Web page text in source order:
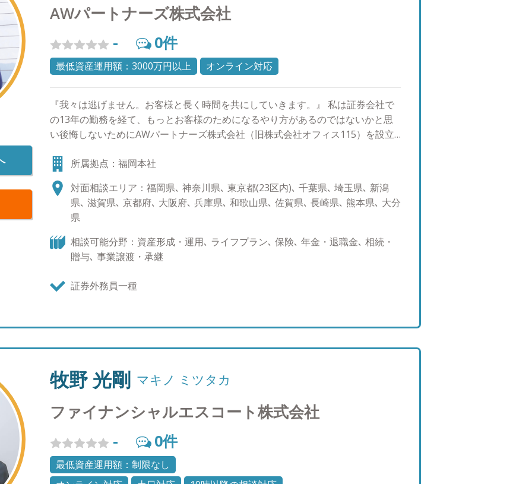
AWパートナーズ株式会社
- 0件
最低資産運用額：3000万円以上 オンライン対応
『我々は逃げません。お客様と長く時間を共にしていきます。』 私は証券会社で
の13年の勤務を経て、もっとお客様のためになるやり方があるのではないかと思
い後悔しないためにAWパートナーズ株式会社（旧株式会社オフィス115）を設立
これまで歩まれてきた人生やご家族への想いなどをお伺いすることが多くござい
ました。その中でファイナンシャルアドバイザーの仕事とは、単に商品やサービ
スを案内するだけでなく、お客様の人生観や想いを知ったうえで長く寄り添い、
心から信頼できる相談相手になることが一番重要であると確信しました。お金の
ことだけでなくその方の夢を応援できる存在でありたいと思っています。 そのた
めにも、 ・中立的/客観的な立場で商品/サービスの提案ができること ・転勤がな
く長い時間軸で責任あるアドバイスが提供できること この二点は譲ることのでき
税務など一つ一つの分野を独立させてサポートを実行するのではなく、これらを
の悩みや不安を軽くし、夢や将来を豊かにするお手伝いができる良きパートナー
一生涯共に歩む、資産管理のパートナー ●AWパートナーズ株式会社とは 銀行、証
券会社、保険会社をはじめとする特定の金融機関から独立した存在で、中立的な
立場からお客様にアドバイスを行う資産管理の専門家です。偏ったカテゴリーの
提案などを行うことなく、お客様のライフステージや人生に対してのお考えを大
切にできるパートナーとしてご相談にのらせていただいております。 また転勤が
ないため、お客様に「実はね・・・」と言っていただけるような良き相談相手に
なれることを目指しております。 ●こんなお悩みありませんか？ ・資産運用を何
から始めていいか分からない ・今やっている方法や、持っている金融商品で良い
所属拠点：福岡本社
対面相談エリア：福岡県､ 神奈川県､ 東京都(23区内)､ 千葉県､ 埼玉県､ 新潟
県､ 滋賀県､ 京都府､ 大阪府､ 兵庫県､ 和歌山県､ 佐賀県､ 長崎県､ 熊本県､ 大分
県
相談可能分野：資産形成・運用､ ライフプラン､ 保険､ 年金・退職金､ 相続・
贈与､ 事業譲渡・承継
証券外務員一種
牧野 光剛 マキノ ミツタカ
ファイナンシャルエスコート株式会社
- 0件
最低資産運用額：制限なし